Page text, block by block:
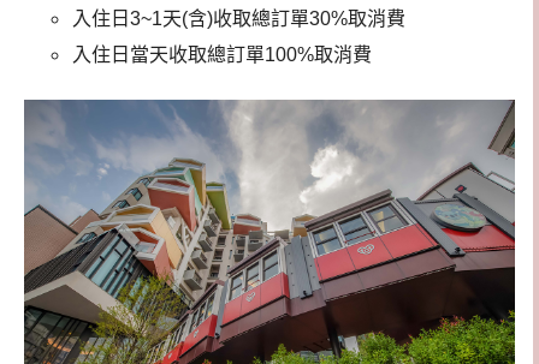
入住日3~1天(含)收取總訂單30%取消費
入住日當天收取總訂單100%取消費